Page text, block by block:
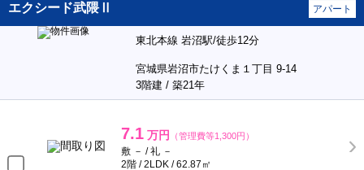
エクシード武隈Ⅱ アパート
東北本線 岩沼駅/徒歩12分
宮城県岩沼市たけくま１丁目 9-14
3階建 / 築21年